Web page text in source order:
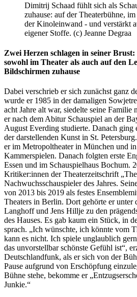
Dimitrij Schaad fühlt sich als
zuhause: auf der Theaterbühne,
der Kinoleinwand - und verstärkt
eigener Stoffe. (c) Jeanne Degraa
Zwei Herzen schlagen in seiner
sowohl im Theater als auch auf den
Bildschirmen zuhause
Dabei verschrieb er sich zunächst ganz
wurde er 1985 in der damaligen
acht Jahre alt war, siedelte seine Familie
er nach dem Abitur Schauspiel an der
August Everding studierte. Danach ging
der darstellenden Kunst in St.
er im Metropoltheater in München und
Kammerspielen. Danach folgten erste
Essen und im Schauspielhaus Bochum.
Kritiker:innen der Theaterzeitschrift
Nachwuchsschauspieler des Jahres.
von 2013 bis 2019 als festes
Theaters in Berlin. Dort gehörte er unter
Langhoff und Jens Hillje zu den
des Hauses. Es gab kaum ein Stück, in
sprach. „Ich wünschte, ich könnte vom
kann es nicht. Ich spiele unglaublich
das unvorstellbar schönste Gefühl ist“,
Deutschlandfunk, als er sich von der
Pause aufgrund von Erschöpfung
Bühne stehe, bekomme er
Junkie.“